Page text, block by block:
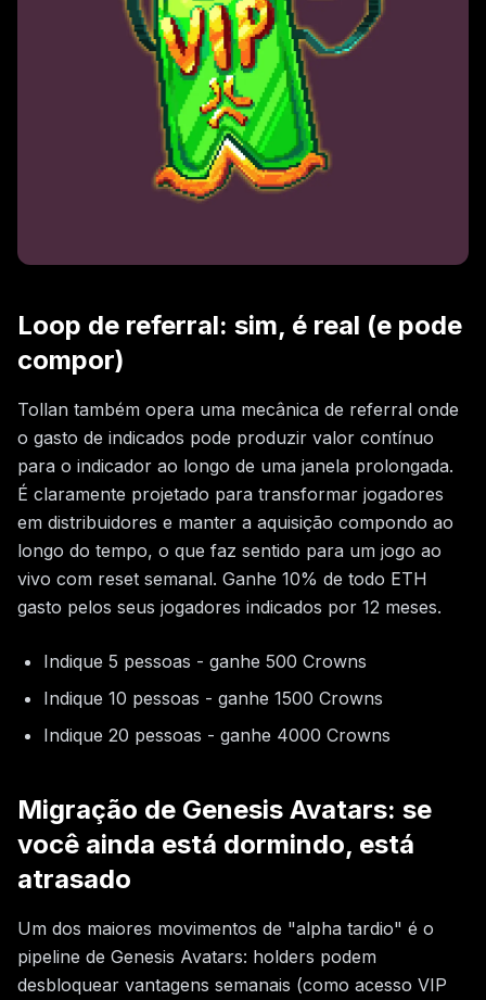
Loop de referral: sim, é real (e pode
compor)
Tollan também opera uma mecânica de referral onde
o gasto de indicados pode produzir valor contínuo
para o indicador ao longo de uma janela prolongada.
É claramente projetado para transformar jogadores
em distribuidores e manter a aquisição compondo ao
longo do tempo, o que faz sentido para um jogo ao
vivo com reset semanal. Ganhe 10% de todo ETH
gasto pelos seus jogadores indicados por 12 meses.
Indique 5 pessoas - ganhe 500 Crowns
Indique 10 pessoas - ganhe 1500 Crowns
Indique 20 pessoas - ganhe 4000 Crowns
Migração de Genesis Avatars: se
você ainda está dormindo, está
atrasado
Um dos maiores movimentos de "alpha tardio" é o
pipeline de Genesis Avatars: holders podem
desbloquear vantagens semanais (como acesso VIP